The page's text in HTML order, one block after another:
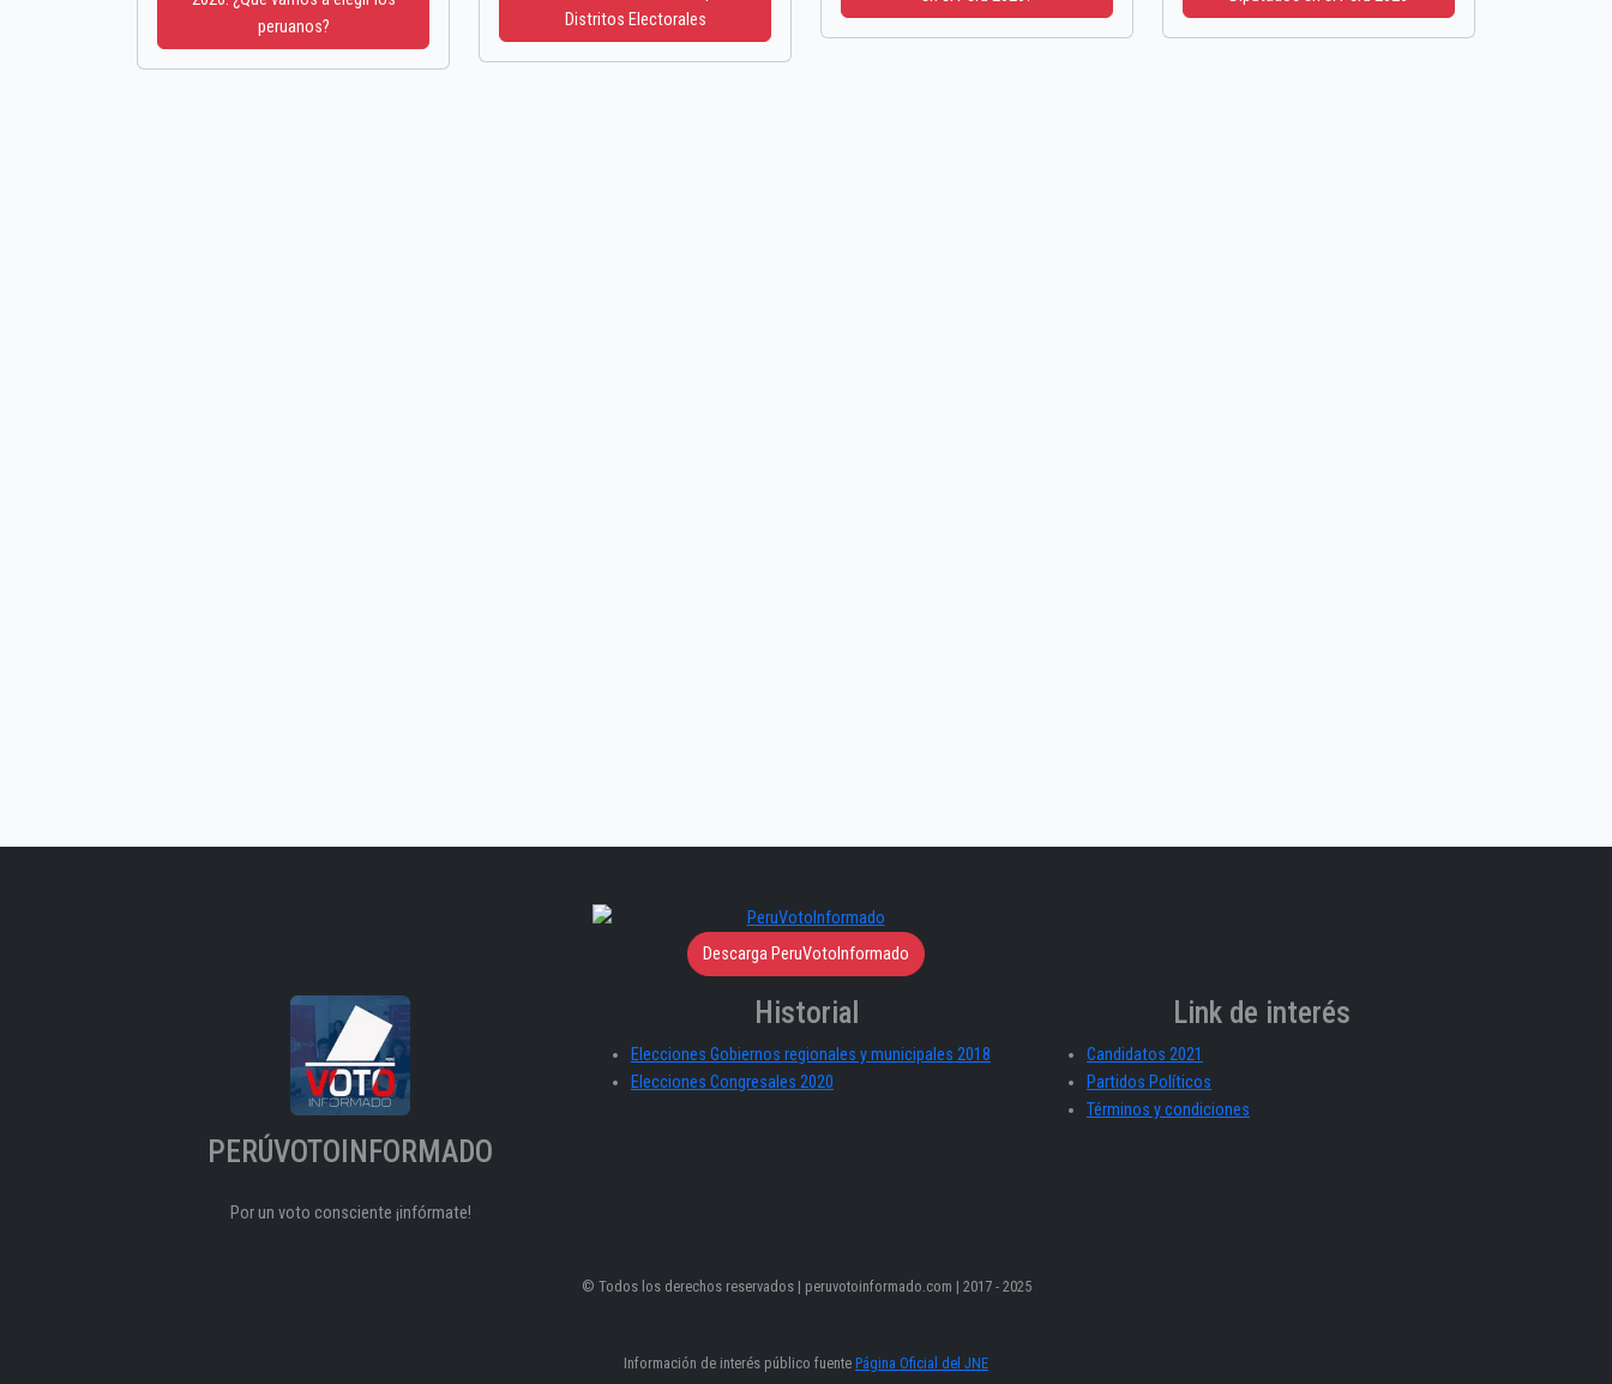
peruanos?
Distritos Electorales
Descarga PeruVotoInformado
PERÚVOTOINFORMADO
Por un voto consciente ¡infórmate!
Historial
Elecciones Gobiernos regionales y municipales 2018
Elecciones Congresales 2020
Link de interés
Candidatos 2021
Partidos Políticos
Términos y condiciones
© Todos los derechos reservados | peruvotoinformado.com | 2017 - 2025
Información de interés público fuente Página Oficial del JNE